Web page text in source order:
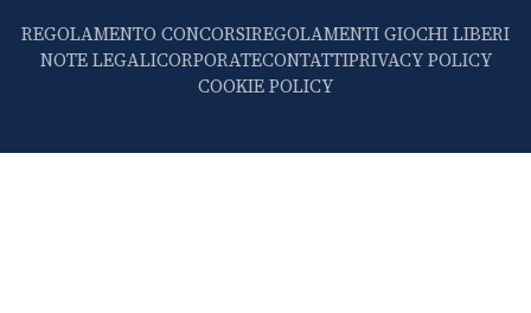
REGOLAMENTO CONCORSIREGOLAMENTI GIOCHI LIBERI
NOTE LEGALICORPORATECONTATTIPRIVACY POLICY
COOKIE POLICY